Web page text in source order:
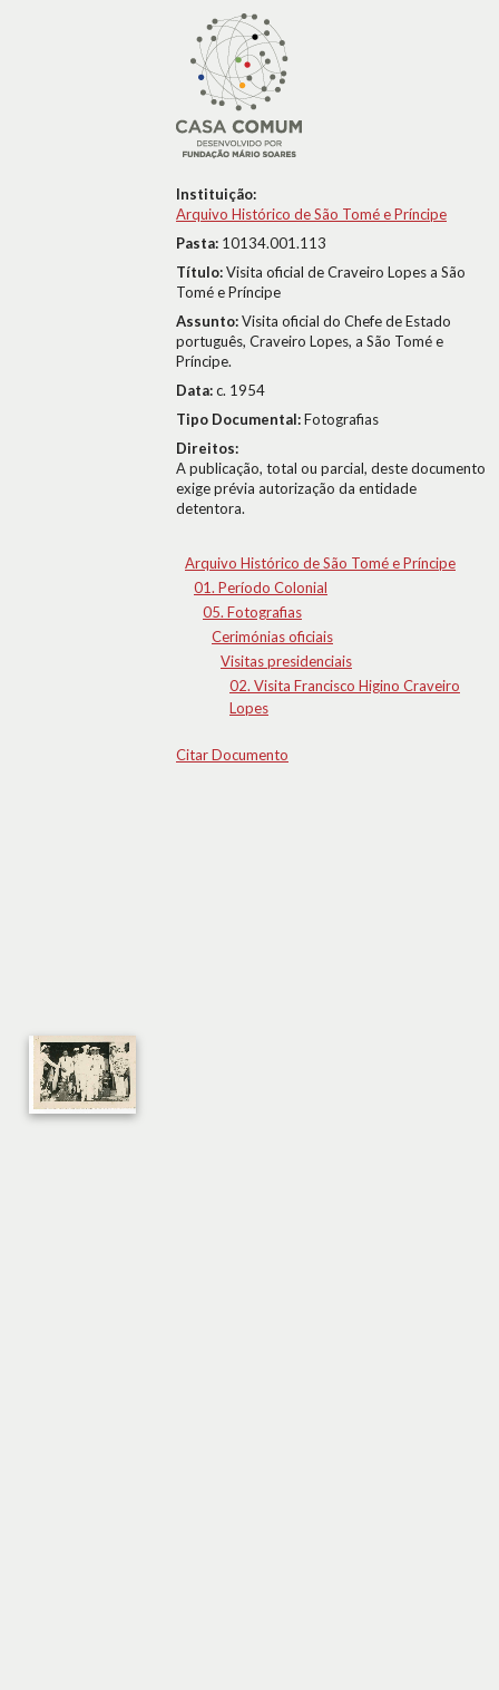
Instituição:
Arquivo Histórico de São Tomé e Príncipe
Pasta: 10134.001.113
Título:Visita oficial de Craveiro Lopes a São
Tomé e Príncipe
Assunto:Visita oficial do Chefe de Estado
português, Craveiro Lopes, a São Tomé e
Príncipe.
Data:c. 1954
Tipo Documental:Fotografias
Direitos:
A publicação, total ou parcial, deste documento
exige prévia autorização da entidade
detentora.
Arquivo Histórico de São Tomé e Príncipe
01. Período Colonial
05. Fotografias
Cerimónias oficiais
Visitas presidenciais
02. Visita Francisco Higino Craveiro
Lopes
Citar Documento